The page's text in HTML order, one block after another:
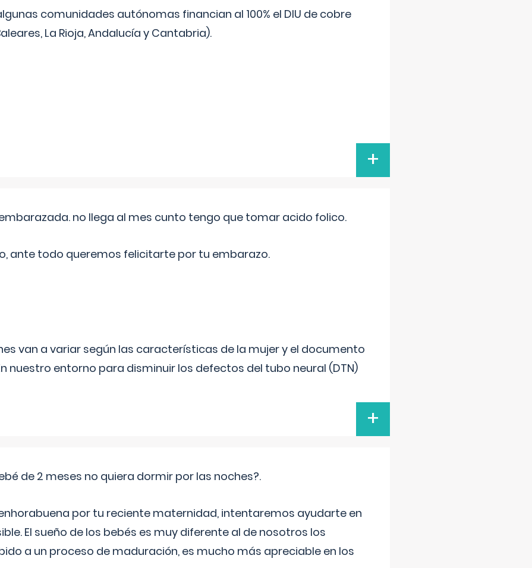
comunidades autónomas financian al 100% el DIU de cobre
La Rioja, Andalucía y Cantabria).
+
no llega al mes cunto tengo que tomar acido folico.
ante todo queremos felicitarte por tu embarazo.
van a variar según las características de la mujer y el documento
nuestro entorno para disminuir los defectos del tubo neural (DTN)
+
de 2 meses no quiera dormir por las noches?.
por tu reciente maternidad, intentaremos ayudarte en
El sueño de los bebés es muy diferente al de nosotros los
a un proceso de maduración, es mucho más apreciable en los